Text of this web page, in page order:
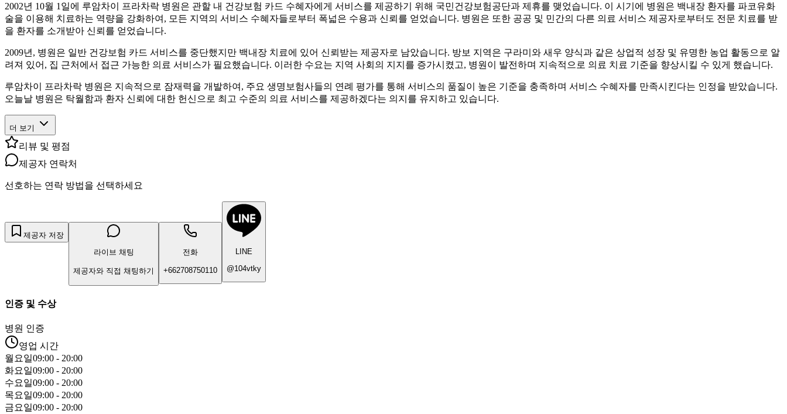
2002년 10월 1일에 루암차이 프라차락 병원은 관할 내 건강보험 카드 수혜자에게 서비스를 제공하기 위해 국민건강보험공단과 제휴를 맺었습니다. 이 시기에 병원은 백내장 환자를 파코유화
술을 이용해 치료하는 역량을 강화하여, 모든 지역의 서비스 수혜자들로부터 폭넓은 수용과 신뢰를 얻었습니다. 병원은 또한 공공 및 민간의 다른 의료 서비스 제공자로부터도 전문 치료를 받
을 환자를 소개받아 신뢰를 얻었습니다.
2009년, 병원은 일반 건강보험 카드 서비스를 중단했지만 백내장 치료에 있어 신뢰받는 제공자로 남았습니다. 방보 지역은 구라미와 새우 양식과 같은 상업적 성장 및 유명한 농업 활동으로 알
려져 있어, 집 근처에서 접근 가능한 의료 서비스가 필요했습니다. 이러한 수요는 지역 사회의 지지를 증가시켰고, 병원이 발전하며 지속적으로 의료 치료 기준을 향상시킬 수 있게 했습니다.
루암차이 프라차락 병원은 지속적으로 잠재력을 개발하여, 주요 생명보험사들의 연례 평가를 통해 서비스의 품질이 높은 기준을 충족하며 서비스 수혜자를 만족시킨다는 인정을 받았습니다.
오늘날 병원은 탁월함과 환자 신뢰에 대한 헌신으로 최고 수준의 의료 서비스를 제공하겠다는 의지를 유지하고 있습니다.
더 보기
리뷰 및 평점
제공자 연락처
선호하는 연락 방법을 선택하세요
제공자 저장
라이브 채팅
제공자와 직접 채팅하기
전화
+662708750110
LINE
@104vtky
인증 및 수상
병원 인증
영업 시간
월요일09:00 - 20:00
화요일09:00 - 20:00
수요일09:00 - 20:00
목요일09:00 - 20:00
금요일09:00 - 20:00